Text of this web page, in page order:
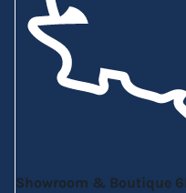
Showroom & Boutique